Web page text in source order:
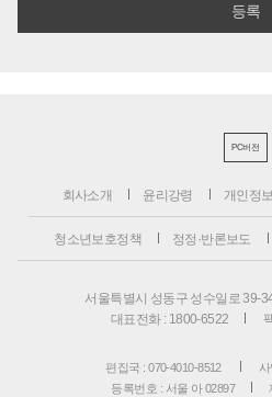
PC버전
회사소개 윤리강령 개인정
청소년보호정책 정정·반론보도
서울특별시 성동구 성수일로 39-
대표전화 : 1800-6522
편집국 : 070-4010-8512
등록번호 : 서울 아 02897